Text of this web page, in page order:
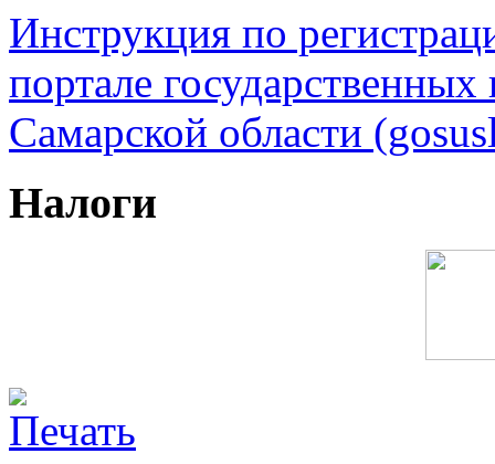
Инструкция по
портале
Самарской области
Налоги